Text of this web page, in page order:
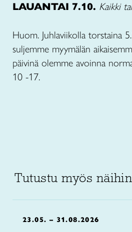
LAUANTAI 7.10. Kaikki
Huom. Juhlaviikolla torstaina
suljemme myymälän
päivinä olemme avoinna
10 -17.
Tutustu myös
23.05. – 31.08.2026